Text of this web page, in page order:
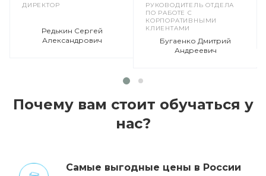
ДИРЕКТОР
Редькин Сергей
Александрович
РУКОВОДИТЕЛЬ ОТДЕЛА
ПО РАБОТЕ С
КОРПОРАТИВНЫМИ
КЛИЕНТАМИ
Бугаенко Дмитрий
Андреевич
Почему вам стоит обучаться у
нас?
Cамые выгодные цены в России